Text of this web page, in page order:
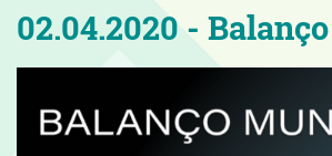
02.04.2020 -